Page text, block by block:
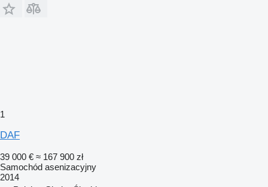
1
DAF
39 000 € ≈ 167 900 zł
Samochód asenizacyjny
2014